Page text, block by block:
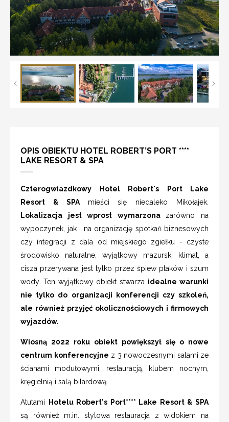
OPIS OBIEKTU HOTEL ROBERT’S PORT ****
LAKE RESORT & SPA
Czterogwiazdkowy Hotel Robert's Port Lake
Resort & SPA mieści się niedaleko Mikołajek.
Lokalizacja jest wprost wymarzona zarówno na
wypoczynek, jak i na organizację spotkań biznesowych
czy integracji z dala od miejskiego zgiełku - czyste
środowisko naturalne, wyjątkowy mazurski klimat, a
cisza przerywana jest tylko przez śpiew ptaków i szum
wody. Ten wyjątkowy obiekt stwarza idealne warunki
nie tylko do organizacji konferencji czy szkoleń,
ale również przyjęć okolicznościowych i firmowych
wyjazdów.
Wiosną 2022 roku obiekt powiększył się o nowe
centrum konferencyjne z 3 nowoczesnymi salami ze
ścianami modułowymi, restauracją, klubem nocnym,
kręgielnią i salą bilardową.
Atutami
Hotelu Robert's Port**** Lake Resort & SPA
są również m.in. stylowa restauracja z widokiem na